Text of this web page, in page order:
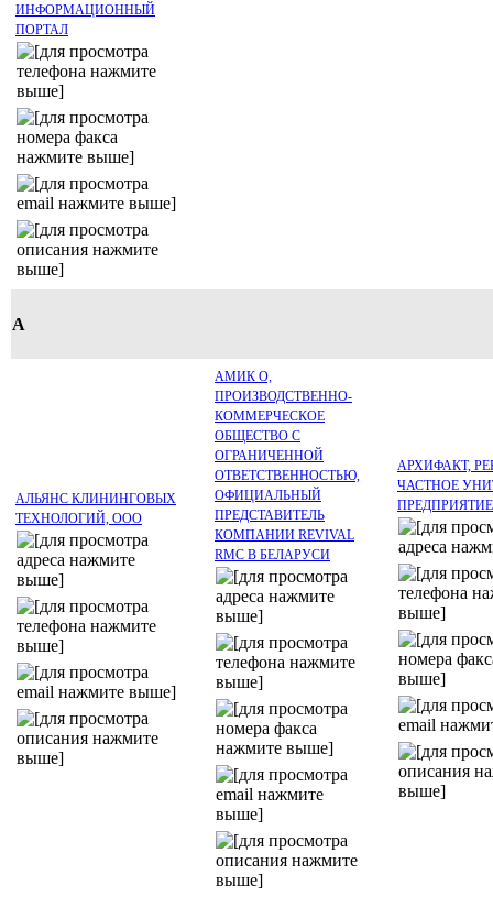
ИНФОРМАЦИОННЫЙ
ПОРТАЛ
А
АЛЬЯНС КЛИНИНГОВЫХ
ТЕХНОЛОГИЙ, ООО
АМИК О,
ПРОИЗВОДСТВЕННО-
КОММЕРЧЕСКОЕ
ОБЩЕСТВО С
ОГРАНИЧЕННОЙ
ОТВЕТСТВЕННОСТЬЮ,
ОФИЦИАЛЬНЫЙ
ПРЕДСТАВИТЕЛЬ
КОМПАНИИ REVIVAL
RMC В БЕЛАРУСИ
АРХИФАКТ,
ЧАСТНОЕ
ПРЕДПРИЯТИЕ